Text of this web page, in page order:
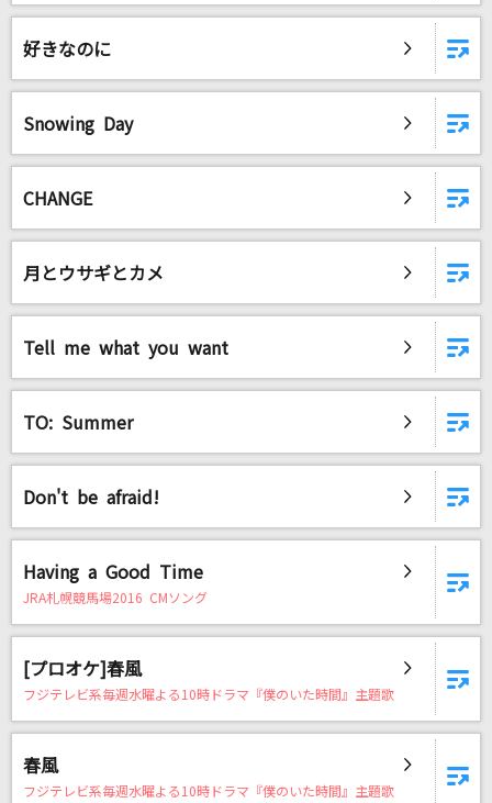
自宅でカラオケ歌い放題！
好きなのに
Snowing Day
CHANGE
月とウサギとカメ
Tell me what you want
TO: Summer
Don't be afraid!
Having a Good Time
JRA札幌競馬場2016 CMソング
[プロオケ]春風
フジテレビ系毎週水曜よる10時ドラマ『僕のいた時間』主題歌
春風
フジテレビ系毎週水曜よる10時ドラマ『僕のいた時間』主題歌